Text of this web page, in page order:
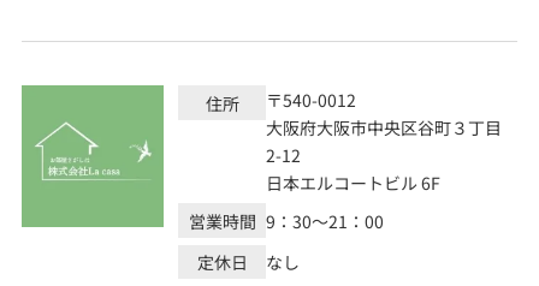
住所
〒540-0012
大阪府大阪市中央区谷町３丁目
2-12
日本エルコートビル 6F
営業時間 9：30～21：00
定休日
なし